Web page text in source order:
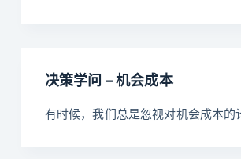
决策学问 – 机会成本
有时候，我们总是忽视对机会成本的